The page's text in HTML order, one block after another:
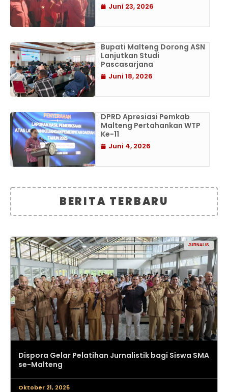
Juni 23, 2026
Bupati Malteng Dorong ASN
Lanjutkan Studi
Pascasarjana
Juni 18, 2026
DPRD Apresiasi Pemkab
Malteng Pertahankan WTP
Ke-11
Juni 4, 2026
BERITA TERBARU
JURNALIS
Dispora Gelar Pelatihan Jurnalistik bagi Siswa SMA
se-Malteng
Oktober 21, 2025